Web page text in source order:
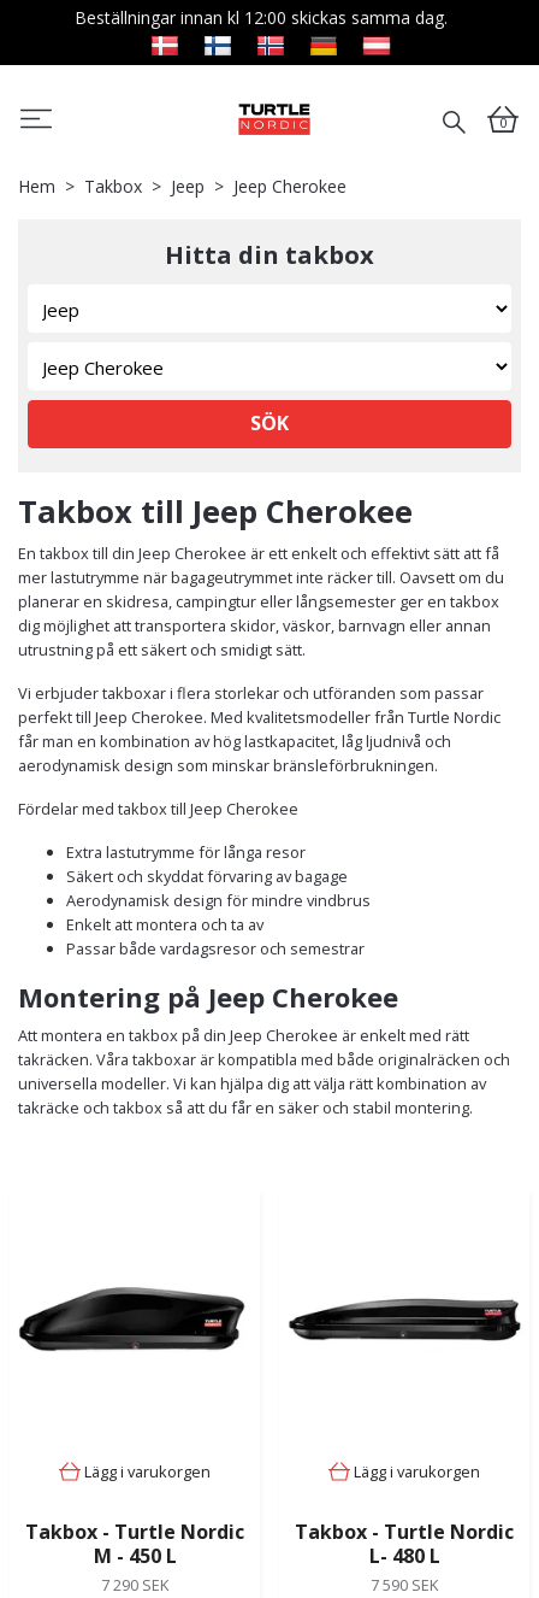
Beställningar innan kl 12:00 skickas samma dag.
0
Hem Takbox Jeep Jeep Cherokee
Hitta din takbox
SÖK
Takbox till Jeep Cherokee
En takbox till din Jeep Cherokee är ett enkelt och effektivt sätt att få
mer lastutrymme när bagageutrymmet inte räcker till. Oavsett om du
planerar en skidresa, campingtur eller långsemester ger en takbox
dig möjlighet att transportera skidor, väskor, barnvagn eller annan
utrustning på ett säkert och smidigt sätt.
Vi erbjuder takboxar i flera storlekar och utföranden som passar
perfekt till Jeep Cherokee. Med kvalitetsmodeller från Turtle Nordic
får man en kombination av hög lastkapacitet, låg ljudnivå och
aerodynamisk design som minskar bränsleförbrukningen.
Fördelar med takbox till Jeep Cherokee
Extra lastutrymme för långa resor
Säkert och skyddat förvaring av bagage
Aerodynamisk design för mindre vindbrus
Enkelt att montera och ta av
Passar både vardagsresor och semestrar
Montering på Jeep Cherokee
Att montera en takbox på din Jeep Cherokee är enkelt med rätt
takräcken. Våra takboxar är kompatibla med både originalräcken och
universella modeller. Vi kan hjälpa dig att välja rätt kombination av
takräcke och takbox så att du får en säker och stabil montering.
Lägg i varukorgen
Takbox - Turtle Nordic
M - 450 L
7 290 SEK
Lägg i varukorgen
Takbox - Turtle Nordic
L- 480 L
7 590 SEK